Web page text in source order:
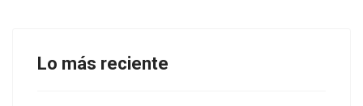
Lo más reciente